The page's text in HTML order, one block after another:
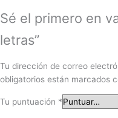
Sé el primero en
letras”
Tu dirección de correo
obligatorios están marcados
Tu puntuación *